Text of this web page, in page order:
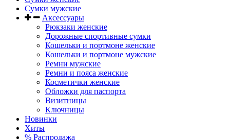
Сумки мужские
Аксессуары
Рюкзаки женские
Дорожные спортивные сумки
Кошельки и портмоне женские
Кошельки и портмоне мужские
Ремни мужские
Ремни и пояса женские
Косметички женские
Обложки для паспорта
Визитницы
Ключницы
Новинки
Хиты
% Распродажа